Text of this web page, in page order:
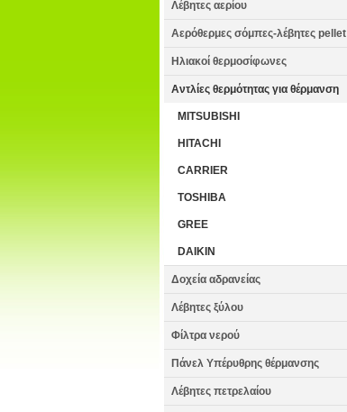
Λέβητες αερίου
Αερόθερμες σόμπες-λέβητες pellet
Ηλιακοί θερμοσίφωνες
Αντλίες θερμότητας για θέρμανση
MITSUBISHI
HITACHI
CARRIER
TOSHIBA
GREE
DAIKIN
Δοχεία αδρανείας
Λέβητες ξύλου
Φίλτρα νερού
Πάνελ Υπέρυθρης θέρμανσης
Λέβητες πετρελαίου